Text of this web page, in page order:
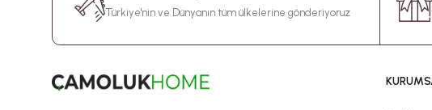
Türkiye'nin ve Dünyanın tüm ülkelerine gönderiyoruz